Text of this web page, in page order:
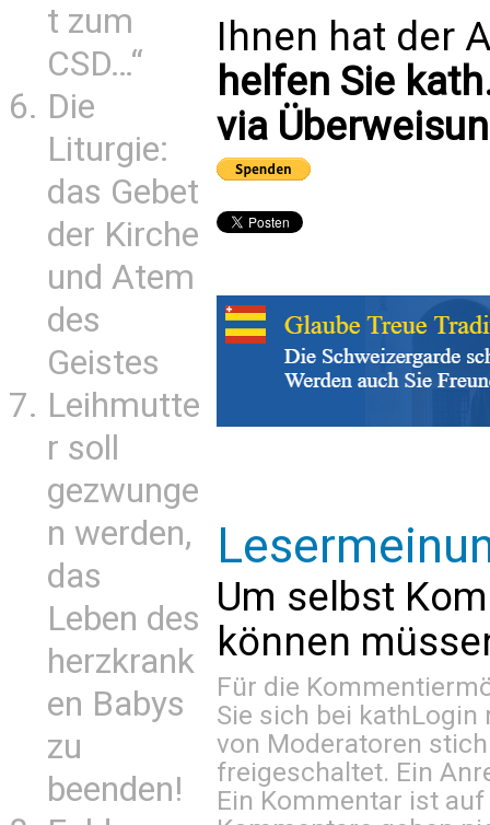
t zum
CSD…“
Die
Liturgie:
das Gebet
der Kirche
und Atem
des
Geistes
Leihmutte
r soll
gezwunge
n werden,
das
Leben des
herzkrank
en Babys
zu
beenden!
Ihnen hat der
helfen Sie
via
Um selbst
können
Für die
Sie sich bei kathLogin
von Moderatoren
freigeschaltet. Ein
Ein Kommentar ist